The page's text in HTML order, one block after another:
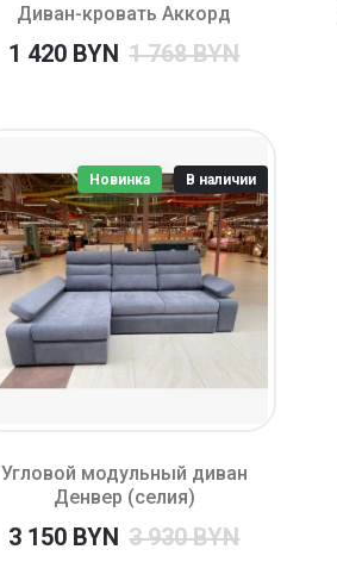
Диван-кровать Аккорд
1 420 BYN 1 768 BYN
Новинка В наличии
Угловой модульный диван
Денвер (селия)
3 150 BYN 3 930 BYN